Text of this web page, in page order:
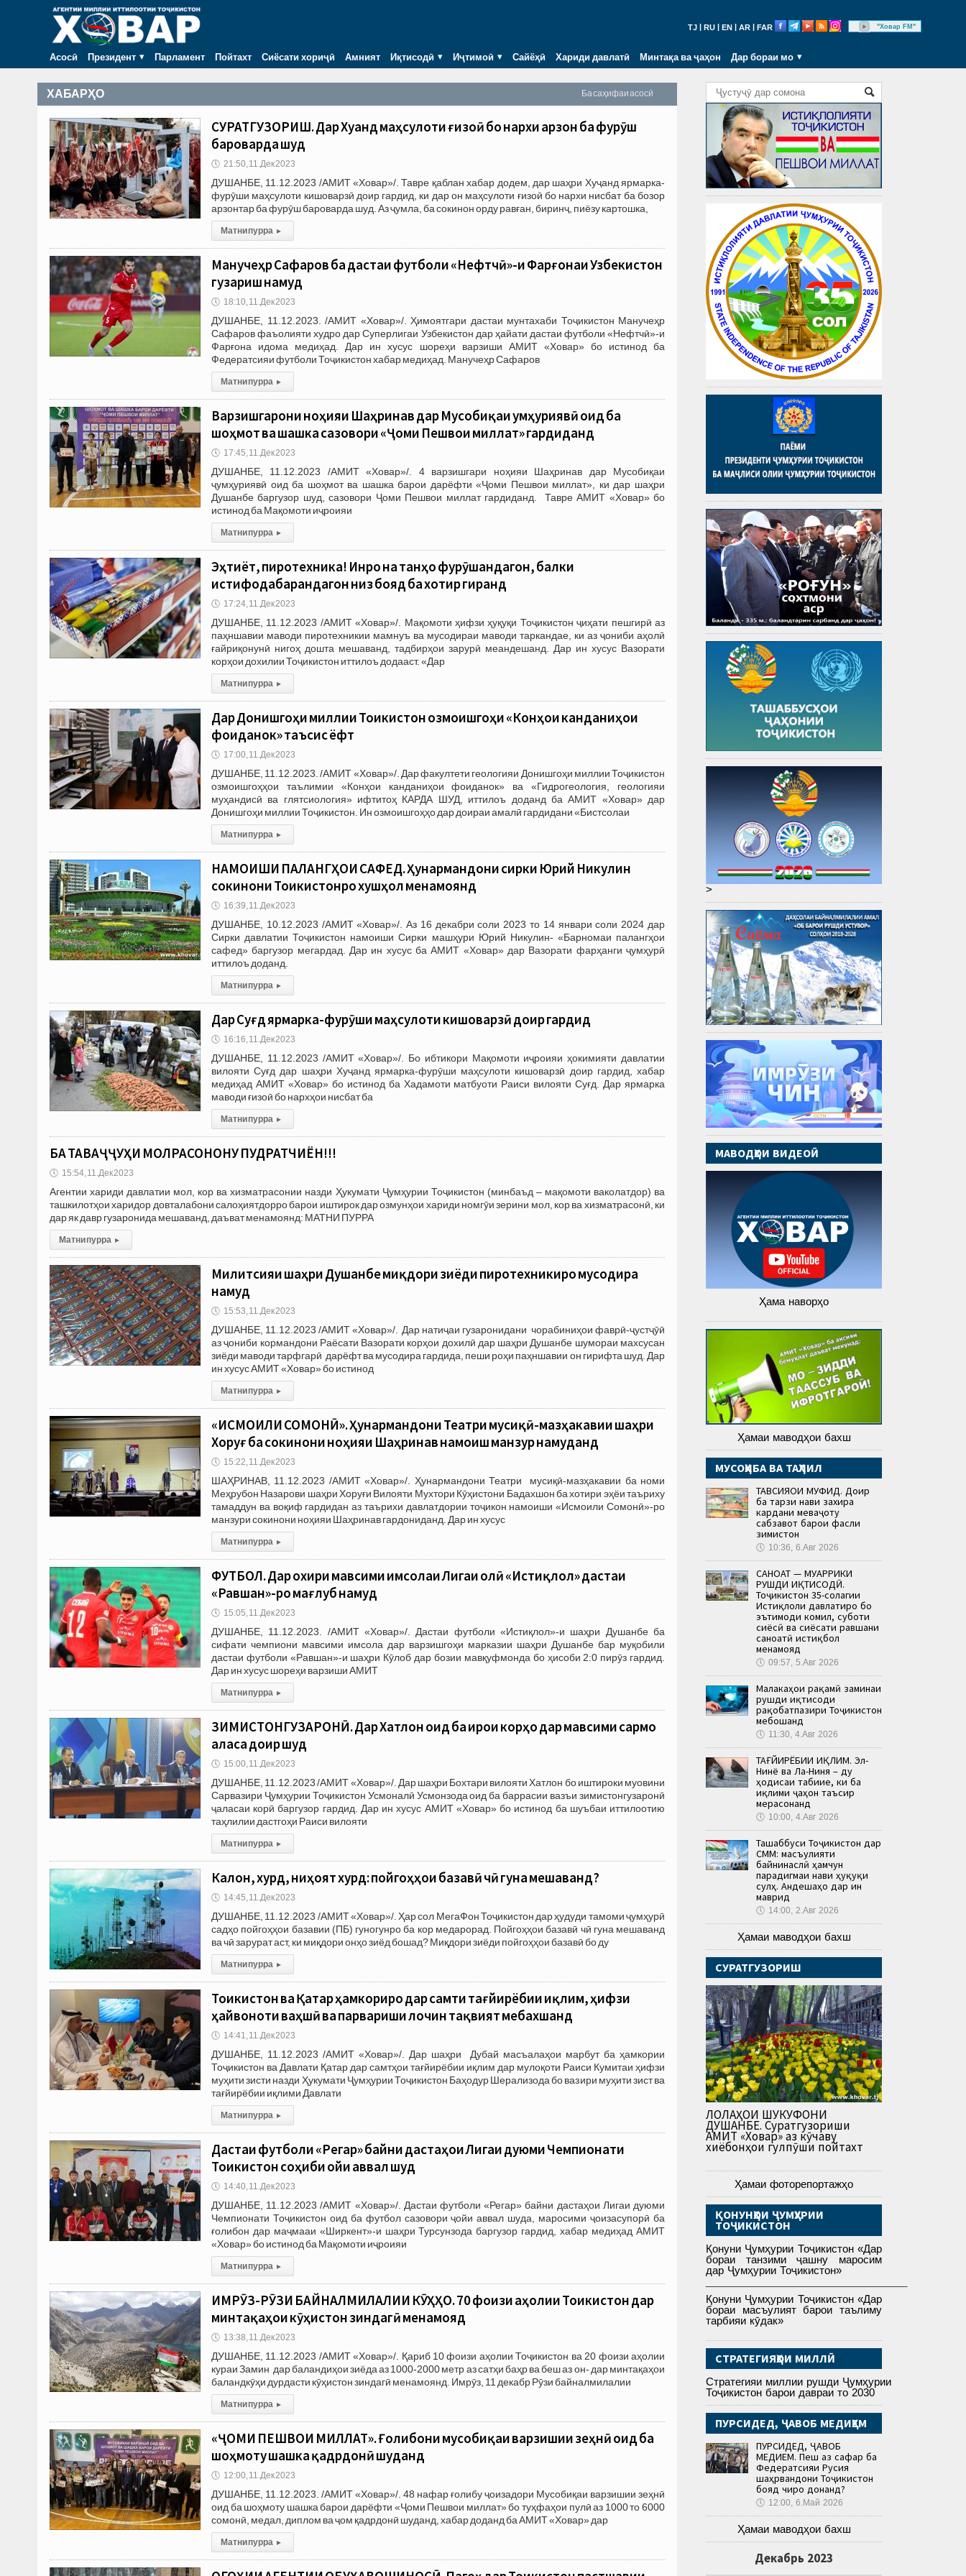
TJ RU EN AR FAR "Ховар FM"
Асосӣ Президент Парламент Пойтахт Сиёсати хориҷӣ Амният Иқтисодӣ Иҷтимоӣ Сайёҳӣ Хариди давлатӣ Минтақа ва ҷаҳон Дар бораи мо
Ба саҳифаи асосӣ
ХАБАРҲО
СУРАТГУЗОРИШ. Дар Хуҷанд маҳсулоти ғизоӣ бо нархи арзон ба фурӯш
бароварда шуд
🕔 21:50, 11.Дек 2023
ДУШАНБЕ, 11.12.2023 /АМИТ «Ховар»/. Тавре қаблан хабар додем, дар шаҳри Хуҷанд ярмарка-
фурӯши маҳсулоти кишоварзӣ доир гардид, ки дар он маҳсулоти ғизоӣ бо нархи нисбат ба бозор
арзонтар ба фурӯш бароварда шуд. Аз ҷумла, ба сокинон орду равған, биринҷ, пиёзу картошка,
Матни пурра ▸
Манучеҳр Сафаров ба дастаи футболи «Нефтчӣ»-и Фарғонаи Узбекистон
гузариш намуд
🕔 18:10, 11.Дек 2023
ДУШАНБЕ, 11.12.2023. /АМИТ «Ховар»/. Ҳимоятгари дастаи мунтахаби Тоҷикистон Манучеҳр
Сафаров фаъолияти худро дар Суперлигаи Узбекистон дар ҳайати дастаи футболи «Нефтчӣ»-и
Фарғона идома медиҳад. Дар ин хусус шореҳи варзиши АМИТ «Ховар» бо истинод ба
Федератсияи футболи Тоҷикистон хабар медиҳад. Манучеҳр Сафаров
Матни пурра ▸
Варзишгарони ноҳияи Шаҳринав дар Мусобиқаи ҷумҳуриявӣ оид ба
шоҳмот ва шашка сазовори «Ҷоми Пешвои миллат» гардиданд
🕔 17:45, 11.Дек 2023
ДУШАНБЕ, 11.12.2023 /АМИТ «Ховар»/. 4 варзишгари ноҳияи Шаҳринав дар Мусобиқаи
ҷумҳуриявӣ оид ба шоҳмот ва шашка барои дарёфти «Ҷоми Пешвои миллат», ки дар шаҳри
Душанбе баргузор шуд, сазовори Ҷоми Пешвои миллат гардиданд. Тавре АМИТ «Ховар» бо
истинод ба Мақомоти иҷроияи
Матни пурра ▸
Эҳтиёт, пиротехника! Инро на танҳо фурӯшандагон, балки
истифодабарандагон низ бояд ба хотир гиранд
🕔 17:24, 11.Дек 2023
ДУШАНБЕ, 11.12.2023 /АМИТ «Ховар»/. Мақомоти ҳифзи ҳуқуқи Тоҷикистон ҷиҳати пешгирӣ аз
паҳншавии маводи пиротехникии мамнуъ ва мусодираи маводи таркандае, ки аз ҷониби аҳолӣ
ғайриқонунӣ нигоҳ дошта мешаванд, тадбирҳои зарурӣ меандешанд. Дар ин хусус Вазорати
корҳои дохилии Тоҷикистон иттилоъ додааст. «Дар
Матни пурра ▸
Дар Донишгоҳи миллии Тоҷикистон озмоишгоҳи «Конҳои канданиҳои
фоиданок» таъсис ёфт
🕔 17:00, 11.Дек 2023
ДУШАНБЕ, 11.12.2023. /АМИТ «Ховар»/. Дар факултети геологияи Донишгоҳи миллии Тоҷикистон
озмоишгоҳҳои таълимии «Конҳои канданиҳои фоиданок» ва «Гидрогеология, геологияи
муҳандисӣ ва глятсиология» ифтитоҳ КАРДА ШУД, иттилоъ доданд ба АМИТ «Ховар» дар
Донишгоҳи миллии Тоҷикистон. Ин озмоишгоҳҳо дар доираи амалӣ гардидани «Бистсолаи
Матни пурра ▸
НАМОИШИ ПАЛАНГҲОИ САФЕД. Ҳунармандони сирки Юрий Никулин
сокинони Тоҷикистонро хушҳол менамоянд
🕔 16:39, 11.Дек 2023
ДУШАНБЕ, 10.12.2023 /АМИТ «Ховар»/. Аз 16 декабри соли 2023 то 14 январи соли 2024 дар
Сирки давлатии Тоҷикистон намоиши Сирки машҳури Юрий Никулин- «Барномаи палангҳои
сафед» баргузор мегардад. Дар ин хусус ба АМИТ «Ховар» дар Вазорати фарҳанги ҷумҳурӣ
иттилоъ доданд.
Матни пурра ▸
Дар Суғд ярмарка-фурӯши маҳсулоти кишоварзӣ доир гардид
🕔 16:16, 11.Дек 2023
ДУШАНБЕ, 11.12.2023 /АМИТ «Ховар»/. Бо ибтикори Мақомоти иҷроияи ҳокимияти давлатии
вилояти Суғд дар шаҳри Хуҷанд ярмарка-фурӯши маҳсулоти кишоварзӣ доир гардид, хабар
медиҳад АМИТ «Ховар» бо истинод ба Хадамоти матбуоти Раиси вилояти Суғд. Дар ярмарка
маводи ғизоӣ бо нархҳои нисбат ба
Матни пурра ▸
БА ТАВАҶҶУҲИ МОЛРАСОНОНУ ПУДРАТЧИЁН!!!
🕔 15:54, 11.Дек 2023
Агентии хариди давлатии мол, кор ва хизматрасонии назди Ҳукумати Ҷумҳурии Тоҷикистон (минбаъд – мақомоти ваколатдор) ва
ташкилотҳои харидор довталабони салоҳиятдорро барои иштирок дар озмунҳои хариди номгӯи зерини мол, кор ва хизматрасонӣ, ки
дар як давр гузаронида мешаванд, даъват менамоянд: МАТНИ ПУРРА
Матни пурра ▸
Милитсияи шаҳри Душанбе миқдори зиёди пиротехникиро мусодира
намуд
🕔 15:53, 11.Дек 2023
ДУШАНБЕ, 11.12.2023 /АМИТ «Ховар»/. Дар натиҷаи гузаронидани чорабиниҳои фаврӣ-ҷустҷӯӣ
аз ҷониби кормандони Раёсати Вазорати корҳои дохилӣ дар шаҳри Душанбе шумораи махсусан
зиёди маводи тарфгарӣ дарёфт ва мусодира гардида, пеши роҳи паҳншавии он гирифта шуд. Дар
ин хусус АМИТ «Ховар» бо истинод
Матни пурра ▸
«ИСМОИЛИ СОМОНӢ». Ҳунармандони Театри мусиқӣ-мазҳакавии шаҳри
Хоруғ ба сокинони ноҳияи Шаҳринав намоиш манзур намуданд
🕔 15:22, 11.Дек 2023
ШАҲРИНАВ, 11.12.2023 /АМИТ «Ховар»/. Ҳунармандони Театри мусиқӣ-мазҳакавии ба номи
Меҳрубон Назарови шаҳри Хоруғи Вилояти Мухтори Кӯҳистони Бадахшон ба хотири эҳёи таъриху
тамаддун ва воқиф гардидан аз таърихи давлатдории тоҷикон намоиши «Исмоили Сомонӣ»-ро
манзури сокинони ноҳияи Шаҳринав гардониданд. Дар ин хусус
Матни пурра ▸
ФУТБОЛ. Дар охири мавсими имсолаи Лигаи олӣ «Истиқлол» дастаи
«Равшан»-ро мағлуб намуд
🕔 15:05, 11.Дек 2023
ДУШАНБЕ, 11.12.2023. /АМИТ «Ховар»/. Дастаи футболи «Истиқлол»-и шаҳри Душанбе ба
сифати чемпиони мавсими имсола дар варзишгоҳи марказии шаҳри Душанбе бар муқобили
дастаи футболи «Равшан»-и шаҳри Кӯлоб дар бозии мавқуфмонда бо ҳисоби 2:0 пирӯз гардид.
Дар ин хусус шореҳи варзиши АМИТ
Матни пурра ▸
ЗИМИСТОНГУЗАРОНӢ. Дар Хатлон оид ба иҷрои корҳо дар мавсими сармо
ҷаласа доир шуд
🕔 15:00, 11.Дек 2023
ДУШАНБЕ, 11.12.2023 /АМИТ «Ховар»/. Дар шаҳри Бохтари вилояти Хатлон бо иштироки муовини
Сарвазири Ҷумҳурии Тоҷикистон Усмоналӣ Усмонзода оид ба баррасии вазъи зимистонгузаронӣ
ҷаласаи корӣ баргузор гардид. Дар ин хусус АМИТ «Ховар» бо истинод ба шуъбаи иттилоотию
таҳлилии дастгоҳи Раиси вилояти
Матни пурра ▸
Калон, хурд, ниҳоят хурд: пойгоҳҳои базавӣ чӣ гуна мешаванд?
🕔 14:45, 11.Дек 2023
ДУШАНБЕ, 11.12.2023 /АМИТ «Ховар»/. Ҳар сол МегаФон Тоҷикистон дар ҳудуди тамоми ҷумҳурӣ
садҳо пойгоҳҳои базавии (ПБ) гуногунро ба кор медарорад. Пойгоҳҳои базавӣ чӣ гуна мешаванд
ва чӣ зарурат аст, ки миқдори онҳо зиёд бошад? Миқдори зиёди пойгоҳҳои базавӣ бо ду
Матни пурра ▸
Тоҷикистон ва Қатар ҳамкориро дар самти тағйирёбии иқлим, ҳифзи
ҳайвоноти ваҳшӣ ва парвариши лочин тақвият мебахшанд
🕔 14:41, 11.Дек 2023
ДУШАНБЕ, 11.12.2023 /АМИТ «Ховар»/. Дар шаҳри Дубай масъалаҳои марбут ба ҳамкории
Тоҷикистон ва Давлати Қатар дар самтҳои тағйирёбии иқлим дар мулоқоти Раиси Кумитаи ҳифзи
муҳити зисти назди Ҳукумати Ҷумҳурии Тоҷикистон Баҳодур Шерализода бо вазири муҳити зист ва
тағйирёбии иқлими Давлати
Матни пурра ▸
Дастаи футболи «Регар» байни дастаҳои Лигаи дуюми Чемпионати
Тоҷикистон соҳиби ҷойи аввал шуд
🕔 14:40, 11.Дек 2023
ДУШАНБЕ, 11.12.2023 /АМИТ «Ховар»/. Дастаи футболи «Регар» байни дастаҳои Лигаи дуюми
Чемпионати Тоҷикистон оид ба футбол сазовори ҷойи аввал шуда, маросими ҷоизасупорӣ ба
ғолибон дар маҷмааи «Ширкент»-и шаҳри Турсунзода баргузор гардид, хабар медиҳад АМИТ
«Ховар» бо истинод ба Мақомоти иҷроияи
Матни пурра ▸
ИМРӮЗ-РӮЗИ БАЙНАЛМИЛАЛИИ КӮҲҲО. 70 фоизи аҳолии Тоҷикистон дар
минтақаҳои кӯҳистон зиндагӣ менамояд
🕔 13:38, 11.Дек 2023
ДУШАНБЕ, 11.12.2023 /АМИТ «Ховар»/. Қариб 10 фоизи аҳолии Тоҷикистон ва 20 фоизи аҳолии
кураи Замин дар баландиҳои зиёда аз 1000-2000 метр аз сатҳи баҳр ва беш аз он- дар минтақаҳои
баландкӯҳи дурдасти кӯҳистон зиндагӣ менамоянд. Имрӯз, 11 декабр Рӯзи байналмилалии
Матни пурра ▸
«ҶОМИ ПЕШВОИ МИЛЛАТ». Ғолибони мусобиқаи варзишии зеҳнӣ оид ба
шоҳмоту шашка қадрдонӣ шуданд
🕔 12:00, 11.Дек 2023
ДУШАНБЕ, 11.12.2023. /АМИТ «Ховар»/. 48 нафар ғолибу ҷоизадори Мусобиқаи варзишии зеҳнӣ
оид ба шоҳмоту шашка барои дарёфти «Ҷоми Пешвои миллат» бо туҳфаҳои пулӣ аз 1000 то 6000
сомонӣ, медал, диплом ва ҷом қадрдонӣ шуданд, хабар доданд ба АМИТ «Ховар» дар
Матни пурра ▸
>
МАВОДҲОИ ВИДЕОӢ
Ҳама наворҳо
Ҳамаи маводҳои бахш
МУСОҲИБА ВА ТАҲЛИЛ
ТАВСИЯҲОИ МУФИД. Доир
ба тарзи нави захира
кардани меваҷоту
сабзавот барои фасли
зимистон
🕔 10:36, 6.Авг 2026
САНОАТ — МУҲАРРИКИ
РУШДИ ИҚТИСОДӢ.
Тоҷикистон 35-солагии
Истиқлоли давлатиро бо
эътимоди комил, суботи
сиёсӣ ва сиёсати равшани
саноатӣ истиқбол
менамояд
🕔 09:57, 5.Авг 2026
Малакаҳои рақамӣ заминаи
рушди иқтисоди
рақобатпазири Тоҷикистон
мебошанд
🕔 11:30, 4.Авг 2026
ТАҒЙИРЁБИИ ИҚЛИМ. Эл-
Нинё ва Ла-Ниня – ду
ҳодисаи табиие, ки ба
иқлими ҷаҳон таъсир
мерасонанд
🕔 10:00, 4.Авг 2026
Ташаббуси Тоҷикистон дар
СММ: масъулияти
байнинаслӣ ҳамчун
парадигмаи нави ҳуқуқи
сулҳ. Андешаҳо дар ин
маврид
🕔 14:00, 2.Авг 2026
Ҳамаи маводҳои бахш
СУРАТГУЗОРИШ
ЛОЛАҲОИ ШУКУФОНИ
ДУШАНБЕ. Суратгузориши
АМИТ «Ховар» аз кӯчаву
хиёбонҳои гулпӯши пойтахт
Ҳамаи фоторепортажҳо
ҚОНУНҲОИ ҶУМҲУРИИ
ТОҶИКИСТОН
Қонуни Ҷумҳурии Тоҷикистон «Дар
бораи танзими ҷашну маросим
дар Ҷумҳурии Тоҷикистон»
Қонуни Ҷумҳурии Тоҷикистон «Дар
бораи масъулият барои таълиму
тарбияи кӯдак»
СТРАТЕГИЯҲОИ МИЛЛӢ
Стратегияи миллии рушди Ҷумҳурии
Тоҷикистон барои давраи то 2030
ПУРСИДЕД, ҶАВОБ МЕДИҲЕМ
ПУРСИДЕД, ҶАВОБ
МЕДИҲЕМ. Пеш аз сафар ба
Федератсияи Русия
шаҳрвандони Тоҷикистон
бояд чиро донанд?
🕔 12:00, 6.Май 2026
Ҳамаи маводҳои бахш
Декабрь 2023